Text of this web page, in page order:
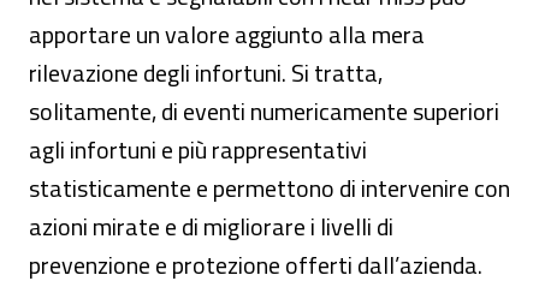
apportare un valore aggiunto alla mera
rilevazione degli infortuni. Si tratta,
solitamente, di eventi numericamente superiori
agli infortuni e più rappresentativi
statisticamente e permettono di intervenire con
azioni mirate e di migliorare i livelli di
prevenzione e protezione offerti dall’azienda.